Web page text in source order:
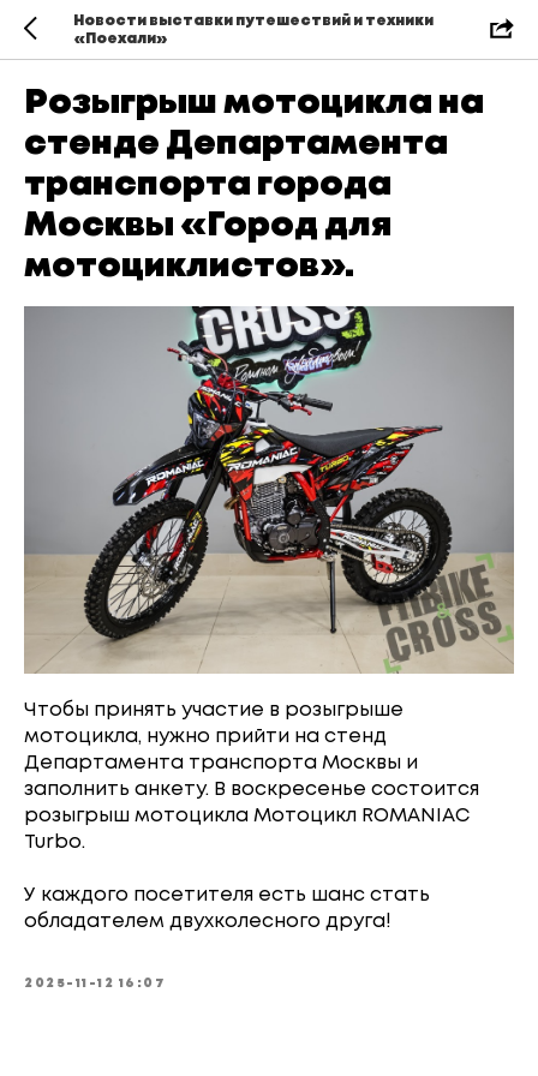
Новости выставки путешествий и техники
«Поехали»
Розыгрыш мотоцикла на
стенде Департамента
транспорта города
Москвы «Город для
мотоциклистов».
Чтобы принять участие в розыгрыше
мотоцикла, нужно прийти на стенд
Департамента транспорта Москвы и
заполнить анкету. В воскресенье состоится
розыгрыш мотоцикла Мотоцикл ROMANIAC
Turbo.
У каждого посетителя есть шанс стать
обладателем двухколесного друга!
2025-11-12 16:07